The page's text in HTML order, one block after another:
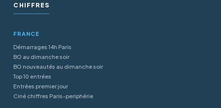
CHIFFRES
FRANCE
Démarrages 14h Paris
BO au dimanche soir
BO nouveautés au dimanche soir
Top 10 entrées
Entrées premier jour
Ciné chiffres Paris-periphérie